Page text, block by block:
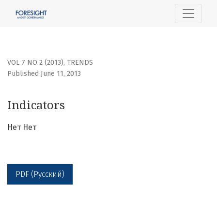
VOL 7 NO 2 (2013), TRENDS
Indicators
Published June 11, 2013
Нет Нет
PDF (Русский)